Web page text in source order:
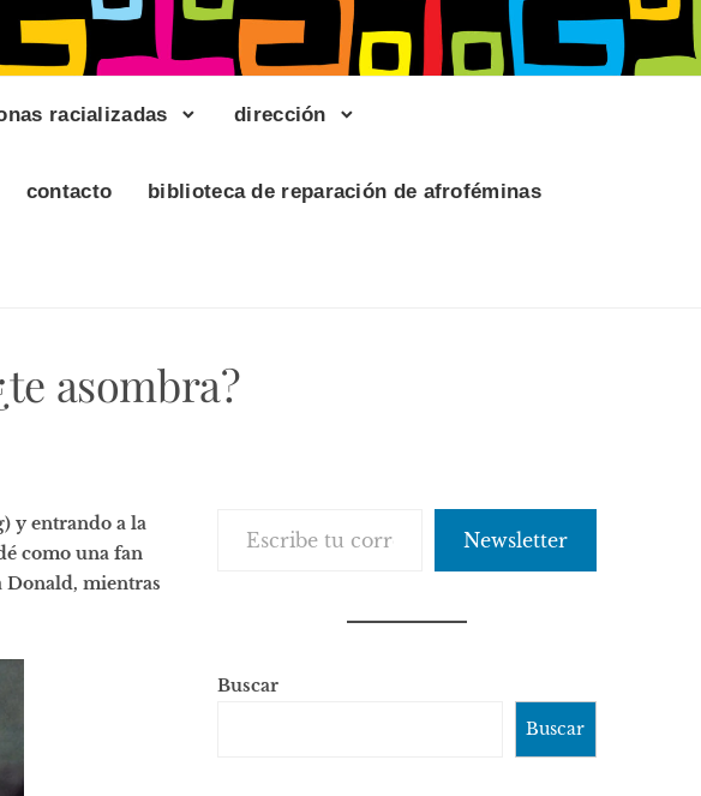
racializadas dirección
contacto biblioteca de reparación de afroféminas
asombra?
y entrando a la
como una fan
Donald, mientras
Newsletter
Buscar
Buscar